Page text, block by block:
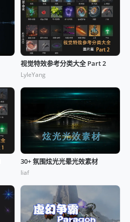
视觉特效参考分类大全 Part 2
LyleYang
30+ 氛围炫光光晕光效素材
liaf